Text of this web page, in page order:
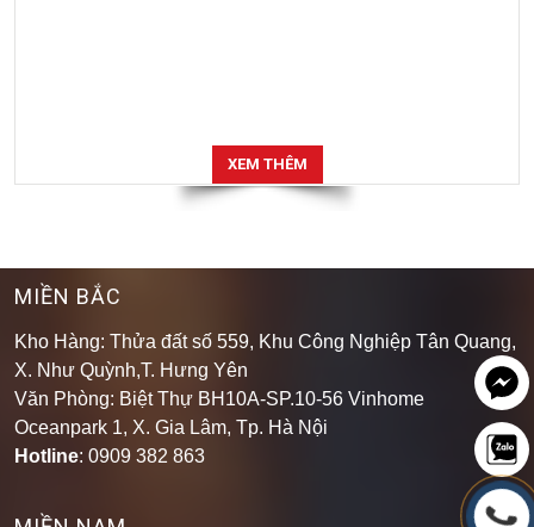
XEM THÊM
MIỀN BẮC
Kho Hàng: Thửa đất số 559, Khu Công Nghiệp Tân Quang,
X. Như Quỳnh,T. Hưng Yên
Văn Phòng: Biệt Thự BH10A-SP.10-56 Vinhome
Oceanpark 1, X. Gia Lâm, Tp. Hà Nội
Hotline: 0909 382 863